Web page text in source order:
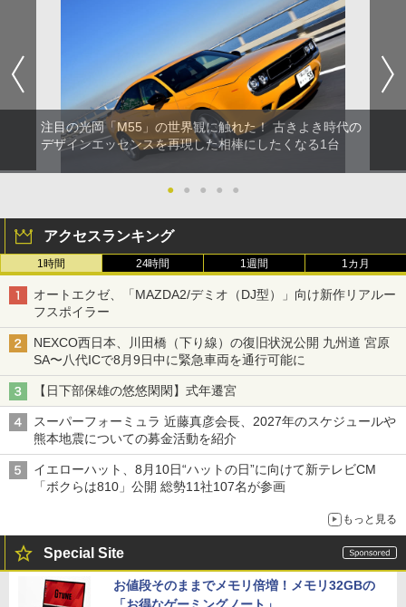
注目の光岡「M55」の世界観に触れた！ 古きよき時代の
デザインエッセンスを再現した相棒にしたくなる1台
● ● ● ● ●
アクセスランキング
1時間 24時間 1週間 1カ月
オートエクゼ、「MAZDA2/デミオ（DJ型）」向け新作リアルー
フスポイラー
NEXCO西日本、川田橋（下り線）の復旧状況公開 九州道 宮原
SA〜八代ICで8月9日中に緊急車両を通行可能に
【日下部保雄の悠悠閑閑】式年遷宮
スーパーフォーミュラ 近藤真彦会長、2027年のスケジュールや
熊本地震についての募金活動を紹介
イエローハット、8月10日“ハットの日”に向けて新テレビCM
「ボクらは810」公開 総勢11社107名が参画
もっと見る
Special Site
お値段そのままでメモリ倍増！メモリ32GBの